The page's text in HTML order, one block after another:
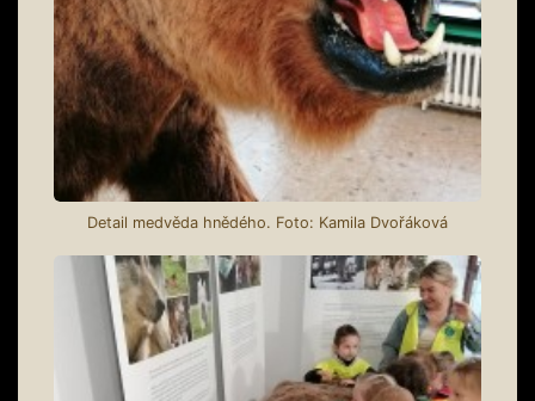
Detail medvěda hnědého. Foto: Kamila Dvořáková